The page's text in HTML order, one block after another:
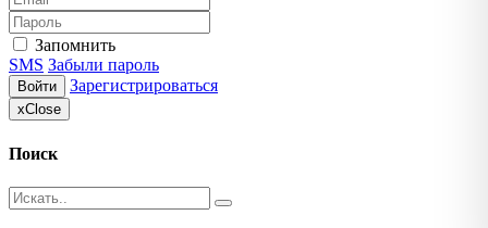
Запомнить
SMS Забыли пароль
Войти Зарегистрироваться
xClose
Поиск